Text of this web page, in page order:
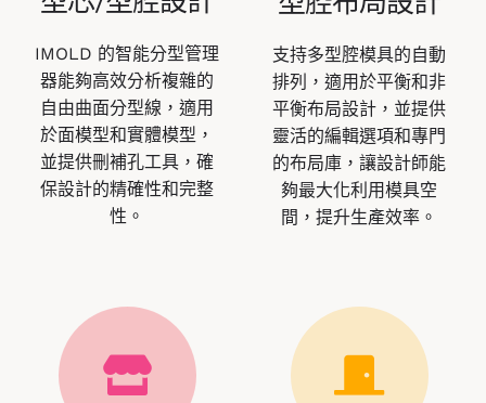
IMOLD 的智能分型管理
器能夠高效分析複雜的
自由曲面分型線，適用
於面模型和實體模型，
並提供刪補孔工具，確
保設計的精確性和完整
性。
支持多型腔模具的自動
排列，適用於平衡和非
平衡布局設計，並提供
靈活的編輯選項和專門
的布局庫，讓設計師能
夠最大化利用模具空
間，提升生產效率。